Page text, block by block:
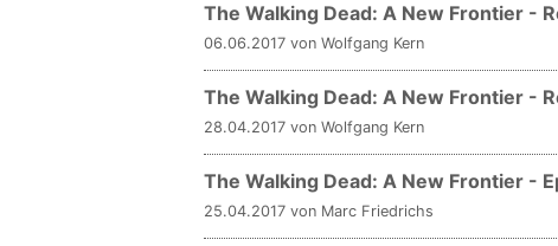
The Walking Dead: A New Frontier -
06.06.2017 von Wolfgang Kern
The Walking Dead: A New Frontier -
28.04.2017 von Wolfgang Kern
The Walking Dead: A New Frontier -
25.04.2017 von Marc Friedrichs